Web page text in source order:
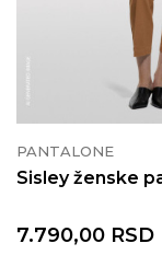
PANTALONE
Sisley ženske
7.790,00 RSD